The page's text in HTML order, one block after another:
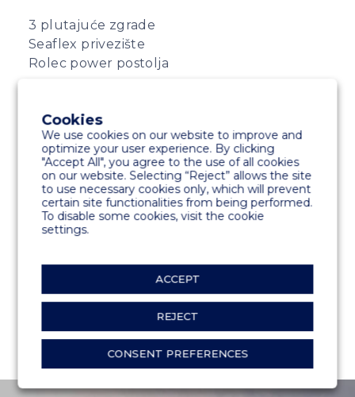
3 plutajuće zgrade
Seaflex privezište
Rolec power postolja
Cookies
We use cookies on our website to improve and
optimize your user experience. By clicking
"Accept All", you agree to the use of all cookies
on our website. Selecting “Reject” allows the site
to use necessary cookies only, which will prevent
certain site functionalities from being performed.
To disable some cookies, visit the cookie
settings.
ACCEPT
REJECT
CONSENT PREFERENCES